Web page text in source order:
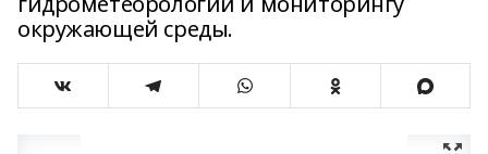
окружающей среды.